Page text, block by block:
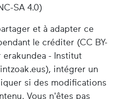
SA 4.0)
et à adapter ce
le créditer (CC BY-
erakundea - Institut
intégrer un
si des modifications
Vous n'êtes pas